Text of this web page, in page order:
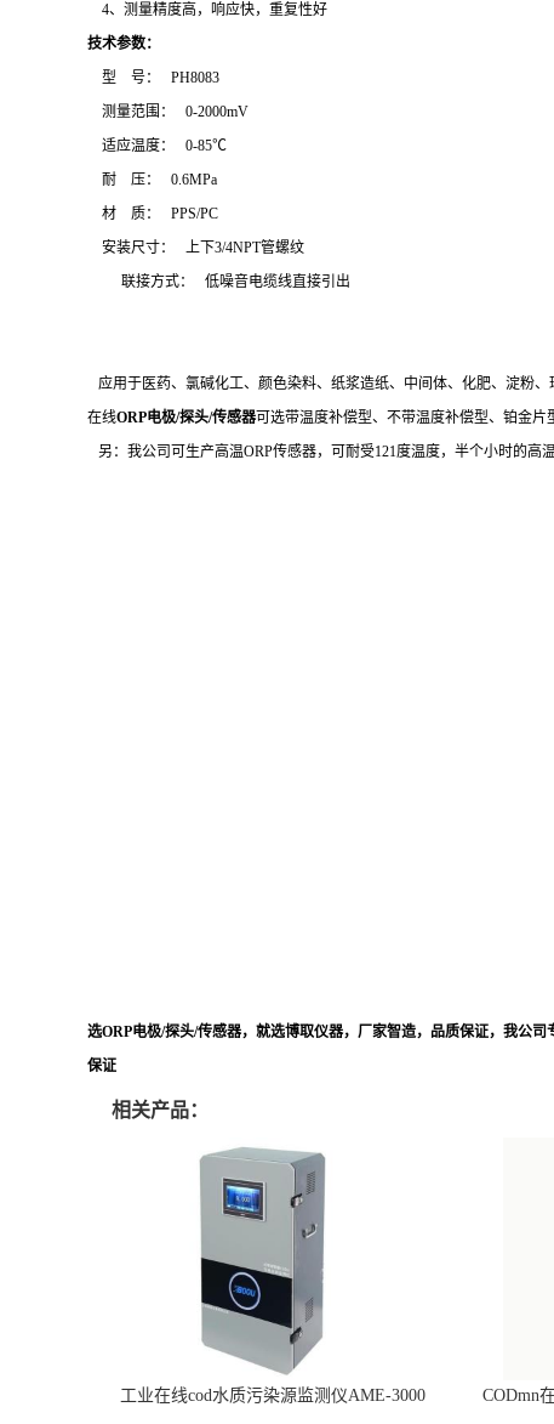
4、测量精度高，响应快，重复性好
技术参数：
型
号：
PH8083
测量范围：
0-2000mV
适应温度： 0-85℃
耐
压：
0.6MPa
材
质：
PPS/PC
安装尺寸：
上下3/4NPT管螺纹
联接方式：
低噪音电缆线直接引出
应用于医药、氯碱化工、颜色染料、纸浆造纸、中间体、化肥、淀粉
在线ORP电极/探头/传感器可选带温度补偿型、不带温度补偿型、铂金片
另：我公司可生产高温ORP传感器，可耐受121度温度，半个小时的高
选ORP电极/探头/传感器，就选博取仪器，厂家智造，品质保证，我公
保证
相关产品：
工业在线cod水质污染源监测仪AME-3000
CODmn